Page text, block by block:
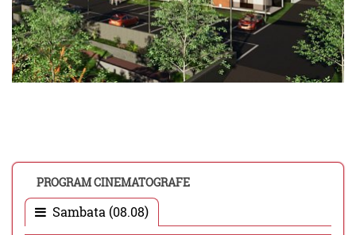
PROGRAM CINEMATOGRAFE
Sambata (08.08)